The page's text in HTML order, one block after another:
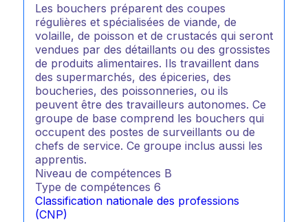
Les bouchers préparent des coupes
régulières et spécialisées de viande, de
volaille, de poisson et de crustacés qui seront
vendues par des détaillants ou des grossistes
de produits alimentaires. Ils travaillent dans
des supermarchés, des épiceries, des
boucheries, des poissonneries, ou ils
peuvent être des travailleurs autonomes. Ce
groupe de base comprend les bouchers qui
occupent des postes de surveillants ou de
chefs de service. Ce groupe inclus aussi les
apprentis.
Niveau de compétences B
Type de compétences 6
Classification nationale des professions
(CNP)